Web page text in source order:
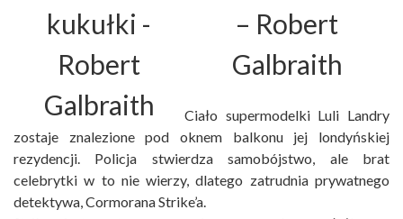
– Robert
Galbraith
Ciało supermodelki Luli Landry
zostaje znalezione pod oknem balkonu jej londyńskiej
rezydencji. Policja stwierdza samobójstwo, ale brat
celebrytki w to nie wierzy, dlatego zatrudnia prywatnego
detektywa, Cormorana Strike’a.